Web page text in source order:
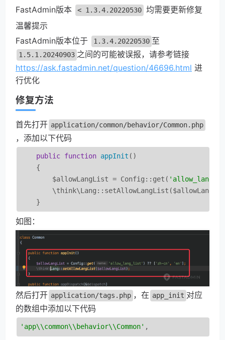
FastAdmin版本
< 1.3.4.20220530 均需要更新修复
温馨提示
FastAdmin版本位于
1.3.4.20220530 至
1.5.1.20240903 之间的可能被误报，请参考链接
https://ask.fastadmin.net/question/46696.html 进
行优化
修复方法
首先打开 application/common/behavior/Common.php
，添加以下代码
public function appInit ( )
{
        $allowLangList = Config::get(
    }
如图：
然后打开 application/tags.php ，在 app_init 对应
的数组中添加以下代码
'app\\common\\behavior\\Common' ,